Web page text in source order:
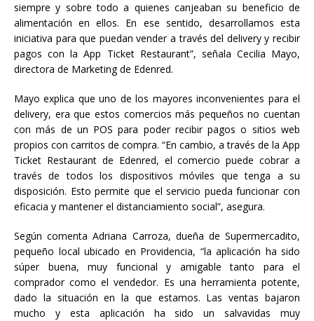
siempre y sobre todo a quienes canjeaban su beneficio de
alimentación en ellos. En ese sentido, desarrollamos esta
iniciativa para que puedan vender a través del delivery y recibir
pagos con la App Ticket Restaurant”, señala Cecilia Mayo,
directora de Marketing de Edenred.
Mayo explica que uno de los mayores inconvenientes para el
delivery, era que estos comercios más pequeños no cuentan
con más de un POS para poder recibir pagos o sitios web
propios con carritos de compra. “En cambio, a través de la App
Ticket Restaurant de Edenred, el comercio puede cobrar a
través de todos los dispositivos móviles que tenga a su
disposición. Esto permite que el servicio pueda funcionar con
eficacia y mantener el distanciamiento social”, asegura.
Según comenta Adriana Carroza, dueña de Supermercadito,
pequeño local ubicado en Providencia, “la aplicación ha sido
súper buena, muy funcional y amigable tanto para el
comprador como el vendedor. Es una herramienta potente,
dado la situación en la que estamos. Las ventas bajaron
mucho y esta aplicación ha sido un salvavidas muy